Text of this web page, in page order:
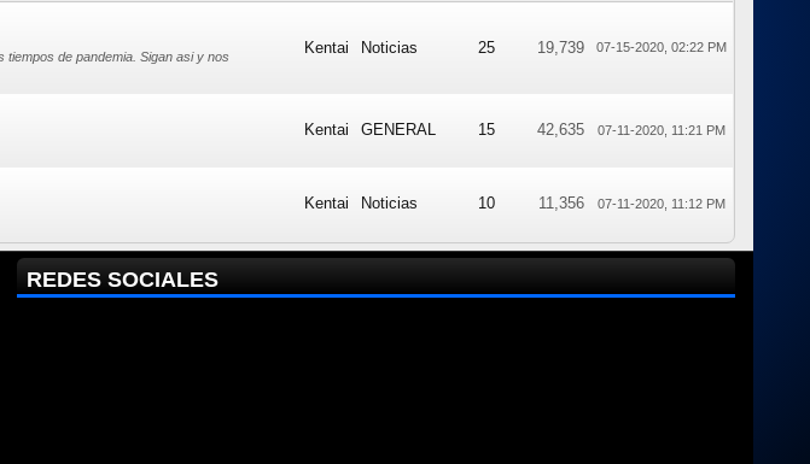
de pandemia. Sigan asi y nos
Kentai Noticias 25 19,739 07-15-2020, 02:22 PM
Kentai GENERAL 15 42,635 07-11-2020, 11:21 PM
Kentai Noticias 10 11,356 07-11-2020, 11:12 PM
REDES SOCIALES